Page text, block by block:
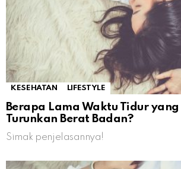
KESEHATAN LIFESTYLE
Berapa Lama Waktu Tidur
Turunkan Berat Badan?
Simak penjelasannya!